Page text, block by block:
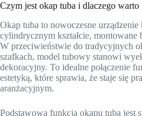
Czym jest okap tuba i dlaczego warto
Okap tuba to nowoczesne urządzenie
cylindrycznym kształcie, montowane
W przeciwieństwie do tradycyjnych
szafkach, model tubowy stanowi
dekoracyjny. To idealne połączenie
estetyką, które sprawia, że staje się
aranżacyjnym.
Podstawową funkcją okapu tuba jest